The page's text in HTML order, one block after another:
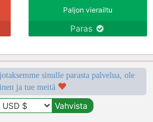
Paljon vierailtu
Paras
sinulle parasta palvelua, ole
ja tue meitä